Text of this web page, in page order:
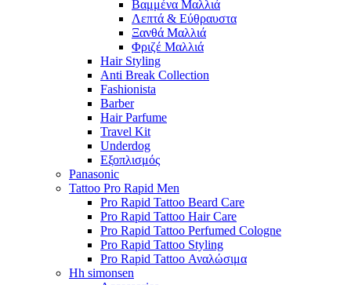
Βαμμένα Μαλλιά
Λεπτά & Εύθραυστα
Ξανθά Μαλλιά
Φριζέ Μαλλιά
Hair Styling
Anti Break Collection
Fashionista
Barber
Hair Parfume
Travel Kit
Underdog
Εξοπλισμός
Panasonic
Tattoo Pro Rapid Men
Pro Rapid Tattoo Beard Care
Pro Rapid Tattoo Hair Care
Pro Rapid Tattoo Perfumed Cologne
Pro Rapid Tattoo Styling
Pro Rapid Tattoo Αναλώσιμα
Hh simonsen